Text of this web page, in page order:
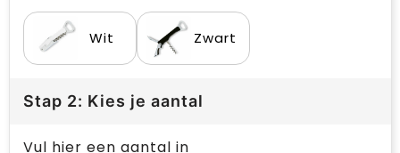
Wit Zwart
Stap 2: Kies je aantal
Vul hier een aantal in